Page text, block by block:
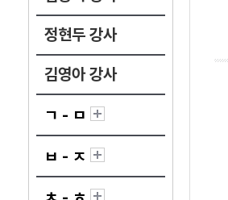
정현두 강사
김영아 강사
ㄱ - ㅁ
ㅂ - ㅈ